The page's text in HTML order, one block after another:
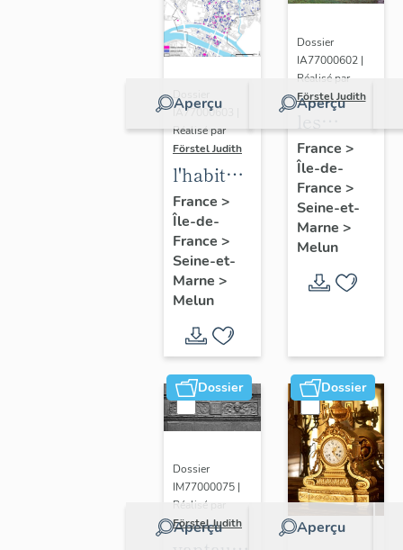
Aperçu
Dossier
IA77000603 |
Réalisé par
Förstel Judith
l'habitat
à Melun
France >
Île-de-
France >
Seine-et-
Marne >
Melun
Aperçu
Dossier
IA77000602 |
Réalisé par
Förstel Judith
écoles
de
Melun
France >
Île-de-
France >
Seine-et-
Marne >
Melun
Dossier
Aperçu
Dossier
IM77000075 |
Réalisé par
Förstel Judith
Dossier
Aperçu